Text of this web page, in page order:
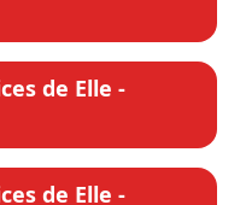
de Elle -
de Elle -